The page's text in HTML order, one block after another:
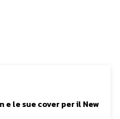
e le sue cover per il New